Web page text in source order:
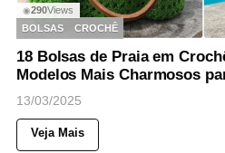
◉290Views
BOLSAS
CROCHÊ
18 Bolsas de Praia em
Modelos Mais Charmosos
13/03/2025
Veja Mais